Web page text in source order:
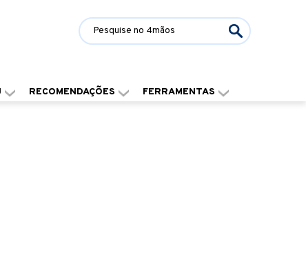
RECOMENDAÇÕES FERRAMENTAS